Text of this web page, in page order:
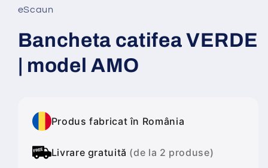
fereastră
modală
eScaun
Bancheta catifea VERDE
| model AMO
Produs fabricat în România
Livrare gratuită (de la 2 produse)